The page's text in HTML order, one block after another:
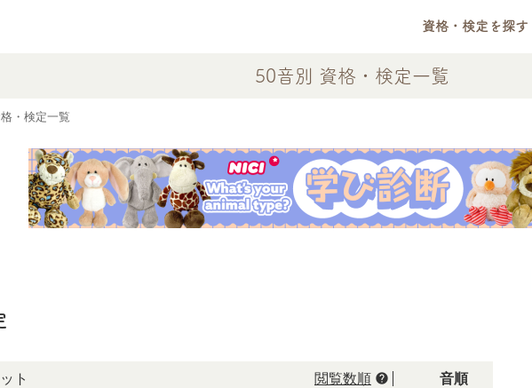
資格・検定を探す
50音別 資格・検定一覧
・検定一覧
ト 閲覧数順 help 50音順